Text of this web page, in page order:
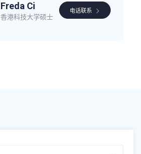
Freda Ci
香港科技大学硕士
电话联系